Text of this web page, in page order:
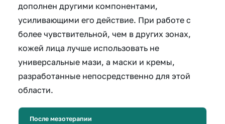
дополнен другими компонентами,
усиливающими его действие. При работе с
более чувствительной, чем в других зонах,
кожей лица лучше использовать не
универсальные мази, а маски и кремы,
разработанные непосредственно для этой
области.
После мезотерапии